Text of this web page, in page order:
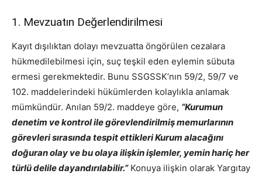
1. Mevzuatın Değerlendirilmesi
Kayıt dışılıktan dolayı mevzuatta öngörülen cezalara
hükmedilebilmesi için, suç teşkil eden eylemin sübuta
ermesi gerekmektedir. Bunu SSGSSK’nın 59/2, 59/7 ve
102. maddelerindeki hükümlerden kolaylıkla anlamak
mümkündür. Anılan 59/2. maddeye göre, “Kurumun
denetim ve kontrol ile görevlendirilmiş memurlarının
görevleri sırasında tespit ettikleri Kurum alacağını
doğuran olay ve bu olaya ilişkin işlemler, yemin hariç her
türlü delile dayandırılabilir.”Konuya ilişkin olarak Yargıtay